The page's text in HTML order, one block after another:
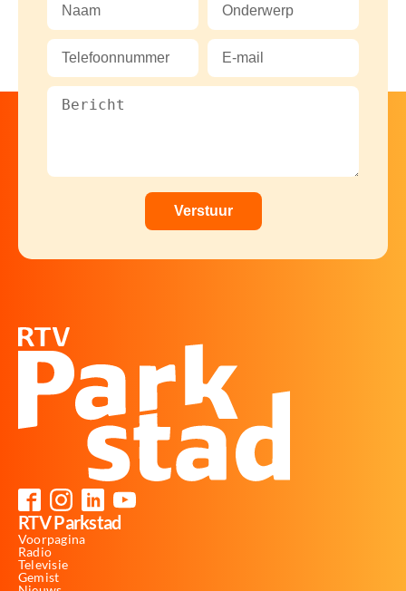
RTV Parkstad
Voorpagina
Radio
Televisie
Gemist